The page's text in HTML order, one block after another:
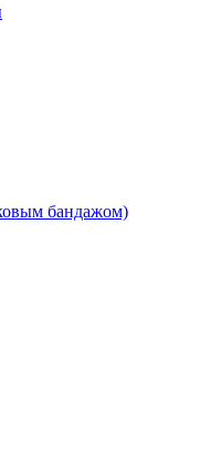
бандажом)